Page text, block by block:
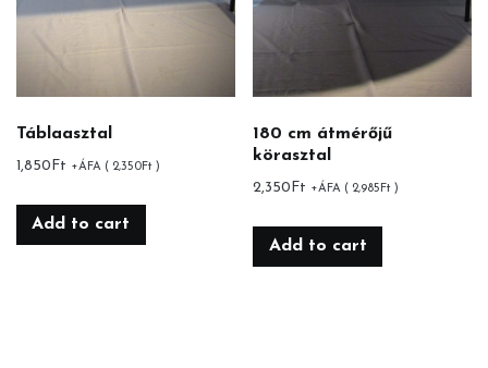
Táblaasztal
1,850 Ft +ÁFA ( 2,350Ft )
Add to cart
180 cm átmérőjű
körasztal
2,350 Ft +ÁFA ( 2,985Ft )
Add to cart